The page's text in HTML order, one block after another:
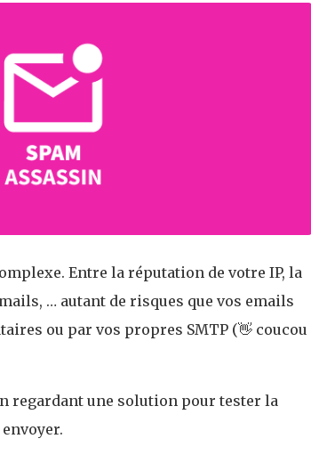
Entre la réputation de votre IP, la
… autant de risques que vos emails
ou par vos propres SMTP (👋 coucou
regardant une solution pour tester la